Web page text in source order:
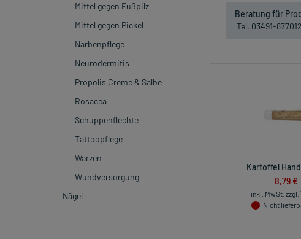
Mittel gegen Fußpilz
Mittel gegen Pickel
Narbenpflege
Neurodermitis
Propolis Creme & Salbe
Rosacea
Schuppenflechte
Tattoopflege
Warzen
Wundversorgung
Nägel
Beratung für
Tel. 03491-
Kartoffel
8,79 €
inkl. MwSt. zzgl.
Nicht